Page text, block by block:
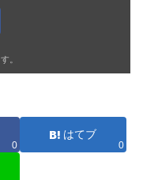
。
0
はてブ
0